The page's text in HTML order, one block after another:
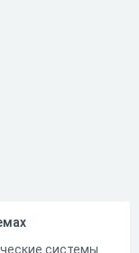
системы